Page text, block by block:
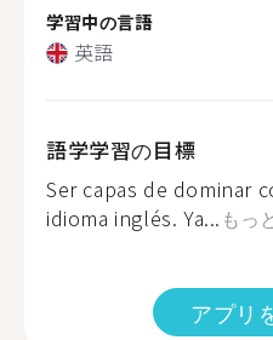
学習中の言語
英語
語学学習の目標
Ser capas de dominar
idioma inglés. Ya... もっ
アプリ